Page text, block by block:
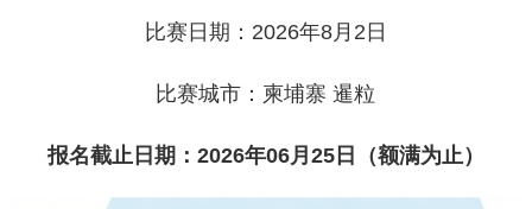
比赛日期：2026年8月2日
比赛城市：‌柬埔寨 暹粒
报名截止日期：2026年06月 25日（额满为止）